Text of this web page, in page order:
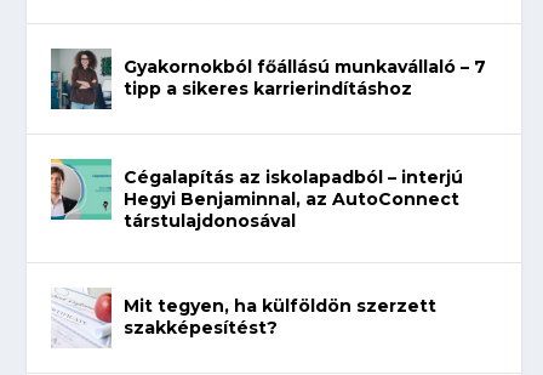
Gyakornokból főállású munkavállaló – 7
tipp a sikeres karrierindításhoz
Cégalapítás az iskolapadból – interjú
Hegyi Benjaminnal, az AutoConnect
társtulajdonosával
Mit tegyen, ha külföldön szerzett
szakképesítést?